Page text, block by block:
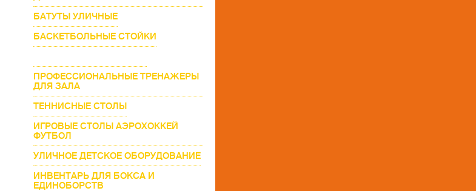
БАТУТЫ УЛИЧНЫЕ
БАСКЕТБОЛЬНЫЕ СТОЙКИ
ПРОФЕССИОНАЛЬНЫЕ ТРЕНАЖЕРЫ
ДЛЯ ЗАЛА
ТЕННИСНЫЕ СТОЛЫ
ИГРОВЫЕ СТОЛЫ АЭРОХОККЕЙ
ФУТБОЛ
УЛИЧНОЕ ДЕТСКОЕ ОБОРУДОВАНИЕ
ИНВЕНТАРЬ ДЛЯ БОКСА И
ЕДИНОБОРСТВ